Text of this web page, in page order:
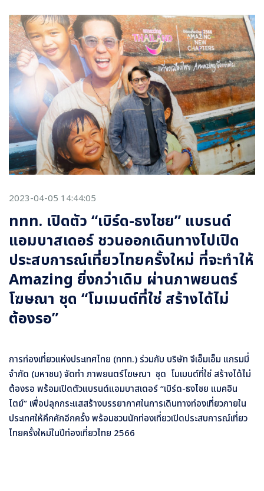
2023-04-05 14:44:05
ททท. เปิดตัว “เบิร์ด-ธงไชย” แบรนด์
แอมบาสเดอร์ ชวนออกเดินทางไปเปิด
ประสบการณ์เที่ยวไทยครั้งใหม่ ที่จะทำให้
Amazing ยิ่งกว่าเดิม ผ่านภาพยนตร์
โฆษณา ชุด “โมเมนต์ที่ใช่ สร้างได้ไม่
ต้องรอ”
การท่องเที่ยวแห่งประเทศไทย (ททท.) ร่วมกับ บริษัท จีเอ็มเอ็ม แกรมมี่
จำกัด (มหาชน) จัดทำ ภาพยนตร์โฆษณา ชุด โมเมนต์ที่ใช่ สร้างได้ไม่
ต้องรอ พร้อมเปิดตัวแบรนด์แอมบาสเดอร์ “เบิร์ด-ธงไชย แมคอิน
ไตย์” เพื่อปลุกกระแสสร้างบรรยากาศในการเดินทางท่องเที่ยวภายใน
ประเทศให้คึกคักอีกครั้ง พร้อมชวนนักท่องเที่ยวเปิดประสบการณ์เที่ยว
ไทยครั้งใหม่ในปีท่องเที่ยวไทย 2566